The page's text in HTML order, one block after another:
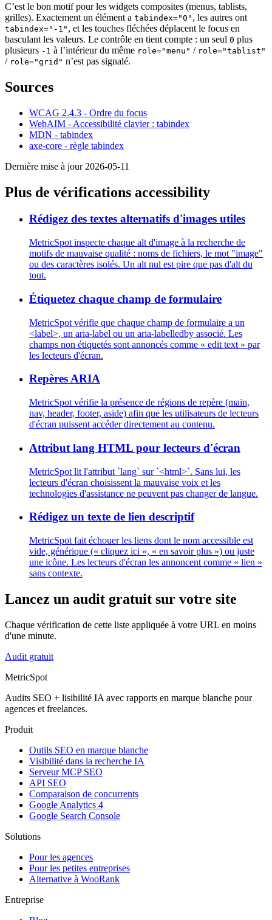
C’est le bon motif pour les widgets composites (menus, tablists,
grilles). Exactement un élément a tabindex="0" , les autres ont
tabindex="-1" , et les touches fléchées déplacent le focus en
basculant les valeurs. Le contrôle en tient compte : un seul 0 plus
plusieurs -1 à l’intérieur du même role="menu" / role="tablist"
/ role="grid" n’est pas signalé.
Sources
WCAG 2.4.3 - Ordre du focus
WebAIM - Accessibilité clavier : tabindex
MDN - tabindex
axe-core - règle tabindex
Dernière mise à jour 2026-05-11
Plus de vérifications accessibility
Rédigez des textes alternatifs d'images utiles
MetricSpot inspecte chaque alt d'image à la recherche de
motifs de mauvaise qualité : noms de fichiers, le mot "image"
ou des caractères isolés. Un alt nul est pire que pas d'alt du
tout.
Étiquetez chaque champ de formulaire
MetricSpot vérifie que chaque champ de formulaire a un
<label>, un aria-label ou un aria-labelledby associé. Les
champs non étiquetés sont annoncés comme « edit text » par
les lecteurs d'écran.
Repères ARIA
MetricSpot vérifie la présence de régions de repère (main,
nav, header, footer, aside) afin que les utilisateurs de lecteurs
d'écran puissent accéder directement au contenu.
Attribut lang HTML pour lecteurs d'écran
MetricSpot lit l'attribut `lang` sur `<html>`. Sans lui, les
lecteurs d'écran choisissent la mauvaise voix et les
technologies d'assistance ne peuvent pas changer de langue.
Rédigez un texte de lien descriptif
MetricSpot fait échouer les liens dont le nom accessible est
vide, générique (« cliquez ici », « en savoir plus ») ou juste
une icône. Les lecteurs d'écran les annoncent comme « lien »
sans contexte.
Lancez un audit gratuit sur votre site
Chaque vérification de cette liste appliquée à votre URL en moins
d'une minute.
Audit gratuit
MetricSpot
Audits SEO + lisibilité IA avec rapports en marque blanche pour
agences et freelances.
Produit
Outils SEO en marque blanche
Visibilité dans la recherche IA
Serveur MCP SEO
API SEO
Comparaison de concurrents
Google Analytics 4
Google Search Console
Solutions
Pour les agences
Pour les petites entreprises
Alternative à WooRank
Entreprise